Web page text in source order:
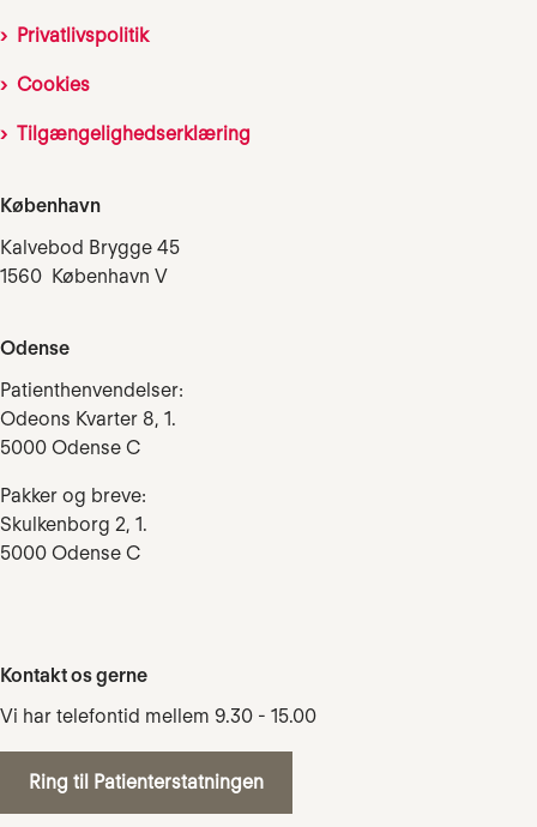
Privatlivspolitik
Cookies
Tilgængelighedserklæring
København
Kalvebod Brygge 45
1560 København V
Odense
Patienthenvendelser:
Odeons Kvarter 8, 1.
5000 Odense C
Pakker og breve:
Skulkenborg 2, 1.
5000 Odense C
Kontakt os gerne
Vi har telefontid mellem 9.30 - 15.00
Ring til Patienterstatningen